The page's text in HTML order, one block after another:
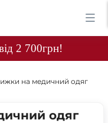
2 700грн!
на медичний одяг
одяг